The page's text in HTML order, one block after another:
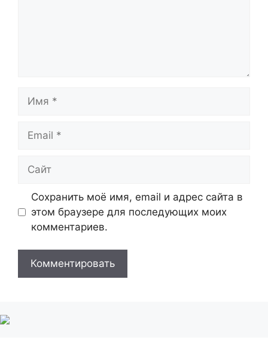
Сохранить моё имя, email и адрес сайта в
этом браузере для последующих моих
комментариев.